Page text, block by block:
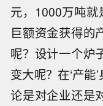
元，1000万吨
巨额资金获得的
呢？设计一个炉
变大呢？在‘产能
论是对企业还是